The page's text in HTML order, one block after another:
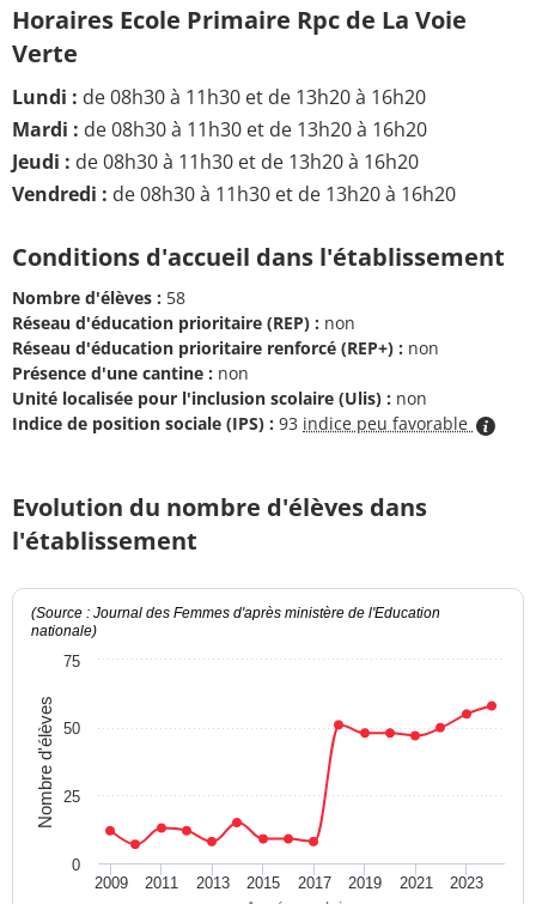
Horaires Ecole Primaire Rpc de La Voie
Verte
Lundi : de 08h30 à 11h30 et de 13h20 à 16h20
Mardi : de 08h30 à 11h30 et de 13h20 à 16h20
Jeudi : de 08h30 à 11h30 et de 13h20 à 16h20
Vendredi : de 08h30 à 11h30 et de 13h20 à 16h20
Conditions d'accueil dans l'établissement
Nombre d'élèves : 58
Réseau d'éducation prioritaire (REP) : non
Réseau d'éducation prioritaire renforcé (REP+) : non
Présence d'une cantine : non
Unité localisée pour l'inclusion scolaire (Ulis) : non
Indice de position sociale (IPS) : 93 indice peu favorable
Evolution du nombre d'élèves dans
l'établissement
Nombre d'élèves
(Source : Journal des Femmes d'après ministère de l'Education
nationale)
2009 2011 2013 2015 2017 2019 2021 2023
0
25
50
75